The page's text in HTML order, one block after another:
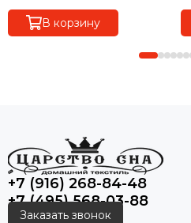
В корзину
+7 (916) 268-84-48
+7 (495) 568-03-88
Заказать звонок